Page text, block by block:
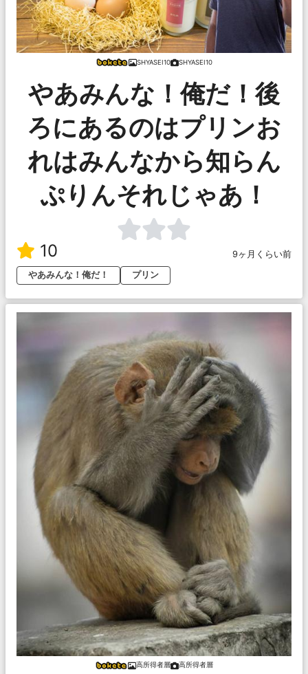
SHYASEI10 SHYASEI10
やあみんな！俺だ！後
ろにあるのはプリンお
れはみんなから知らん
ぷりんそれじゃあ！
10
9ヶ月くらい前
やあみんな！俺だ！
プリン
高所得者層 高所得者層